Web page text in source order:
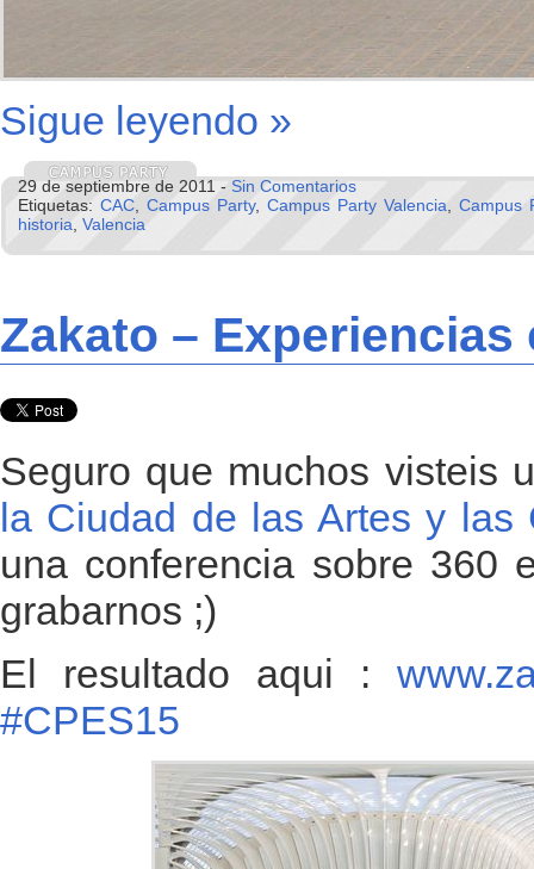
Sigue leyendo »
29 de septiembre de 2011 - Sin Comentarios
Etiquetas: CAC, Campus Party, Campus Party Valencia, Campus
historia, Valencia
Zakato – Experiencias
Seguro que muchos visteis
la Ciudad de las Artes y las
una conferencia sobre 360
grabarnos ;)
El resultado aqui :
#CPES15